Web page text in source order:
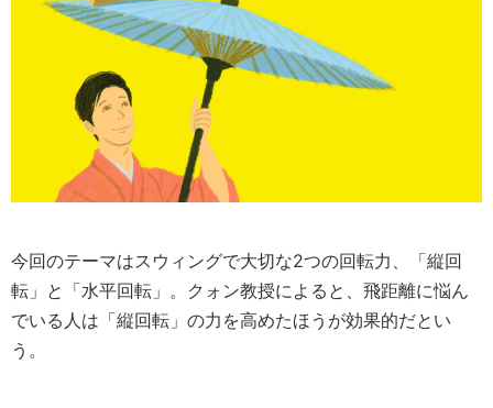
今回のテーマはスウィングで大切な2つの回転力、「縦回
転」と「水平回転」。クォン教授によると、飛距離に悩ん
でいる人は「縦回転」の力を高めたほうが効果的だとい
う。